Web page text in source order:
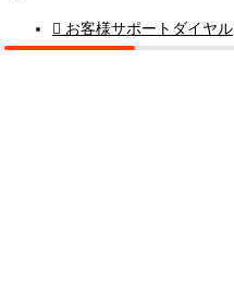
 お客様サポートダイヤル